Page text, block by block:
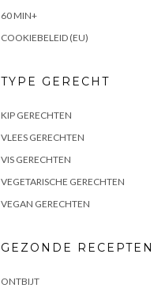
60 MIN+
COOKIEBELEID (EU)
TYPE GERECHT
KIP GERECHTEN
VLEES GERECHTEN
VIS GERECHTEN
VEGETARISCHE GERECHTEN
VEGAN GERECHTEN
GEZONDE RECEPTEN
ONTBIJT